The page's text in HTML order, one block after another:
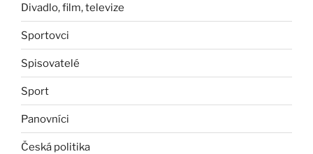
Divadlo, film, televize
Sportovci
Spisovatelé
Sport
Panovníci
Česká politika